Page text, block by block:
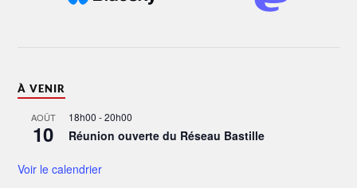
À VENIR
AOÛT
10
18h00 -20h00
Réunion ouverte du Réseau Bastille
Voir le calendrier